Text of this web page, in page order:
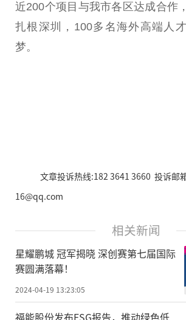
近200个项目与我市各区达成合作
扎根深圳，100多名海外高端人
梦。
文章投诉热线:182 3641 3660 投诉邮
16@qq.com
相关新闻
星耀鹏城 冠军揭晓 深创赛第七届国际
赛圆满落幕！
2024-04-19 13:23:05
福能股份发布ESG报告，推动绿色低